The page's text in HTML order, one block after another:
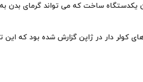
یکدستگاه ساخت که می تواند گرمای بدن